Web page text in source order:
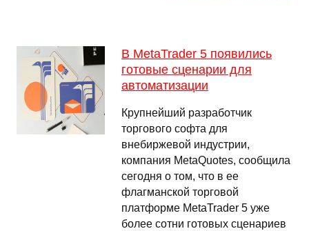
В MetaTrader 5 появились
готовые сценарии для
автоматизации
Крупнейший разработчик
торгового софта для
внебиржевой индустрии,
компания MetaQuotes, сообщила
сегодня о том, что в ее
флагманской торговой
платформе MetaTrader 5 уже
более сотни готовых сценариев